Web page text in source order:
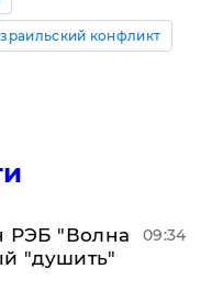
конфликт
РЭБ "Волна
"душить"
09:34